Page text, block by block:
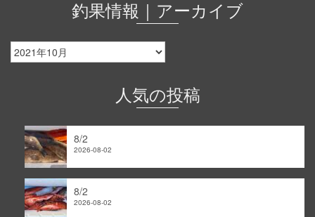
釣果情報｜アーカイブ
釣
果
人気の投稿
8/2
2026-08-02
8/2
2026-08-02